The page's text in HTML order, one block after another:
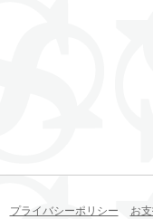
プライバシーポリシー お